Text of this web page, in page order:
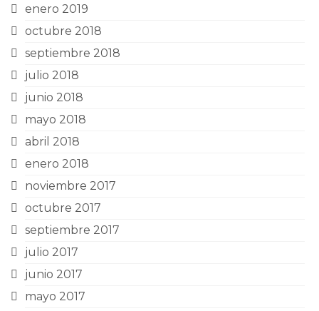
enero 2019
octubre 2018
septiembre 2018
julio 2018
junio 2018
mayo 2018
abril 2018
enero 2018
noviembre 2017
octubre 2017
septiembre 2017
julio 2017
junio 2017
mayo 2017